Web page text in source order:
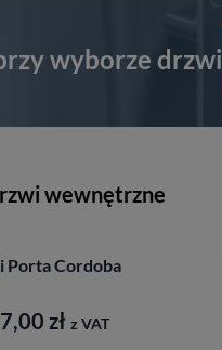
wyborze drzwi
wewnętrzne
Porta Cordoba
zł z VAT